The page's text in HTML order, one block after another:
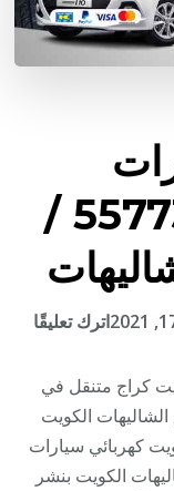
الشاليهات / 55773600‬ /
اترك تعليقًا
كراج متنقل في
الكويت
كهربائي سيارات
الكويت بنشر